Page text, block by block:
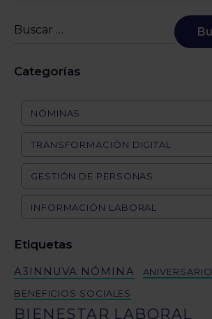
Categorías
NÓMINAS
TRANSFORMACIÓN DIGITAL
GESTIÓN DE PERSONAS
INFORMACIÓN LABORAL
Etiquetas
A3INNUVA NÓMINA
ANIVERSARIO
BENEFICIOS SOCIALES
BIENESTAR LABORAL